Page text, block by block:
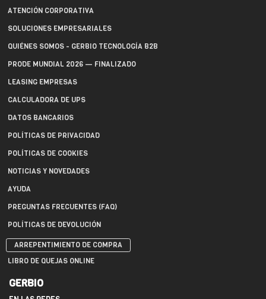
ATENCIÓN CORPORATIVA
SOLUCIONES EMPRESARIALES
QUIÉNES SOMOS - GERBIO TECNOLOGÍA B2B
PRODE MUNDIAL 2026 — FINALIZADO
LEASING EMPRESAS
CALCULADORA DE UPS
DATOS BANCARIOS
POLÍTICAS DE PRIVACIDAD
POLÍTICAS DE COOKIES
NOTICIAS Y NOVEDADES
AYUDA
PREGUNTAS FRECUENTES (FAQ)
POLÍTICAS DE DEVOLUCIÓN
ARREPENTIMIENTO DE COMPRA
LIBRO DE QUEJAS ONLINE
GERBIO